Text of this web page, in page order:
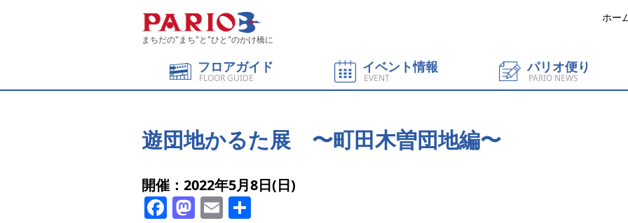
まちだの"まち"と"ひと"のかけ橋に
ホー
フロアガイド
FLOOR GUIDE
イベント情報
EVENT
パリオ便り
PARIO NEWS
遊団地かるた展 〜町田木曽団地編〜
開催：2022年5月8日(日)
Facebook
Mastodon
Email